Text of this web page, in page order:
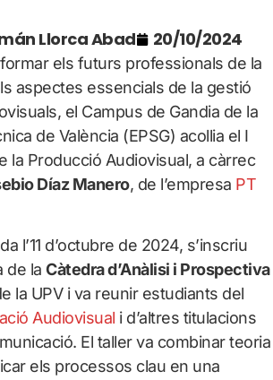
Llorca Abad 20/10/2024
els futurs professionals de la
aspectes essencials de la gestió
el Campus de Gandia de la
de València (EPSG) acollia el I
la Producció Audiovisual, a càrrec
Díaz Manero, de l’empresa PT
l’11 d’octubre de 2024, s’inscriu
de la Càtedra d’Anàlisi i Prospectiva
la UPV i va reunir estudiants del
Audiovisual i d’altres titulacions
El taller va combinar teoria
els processos clau en una